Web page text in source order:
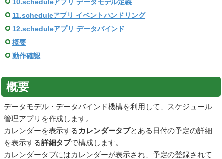
10.scheduleアプリ データモデル定義
11.scheduleアプリ イベントハンドリング
12.scheduleアプリ データバインド
概要
動作確認
概要
データモデル・データバインド機構を利用して、スケジュール
管理アプリを作成します。
カレンダーを表示する カレンダータブとある日付の予定の詳細
を表示する詳細タブで構成します。
カレンダータブにはカレンダーが表示され、予定の登録されて